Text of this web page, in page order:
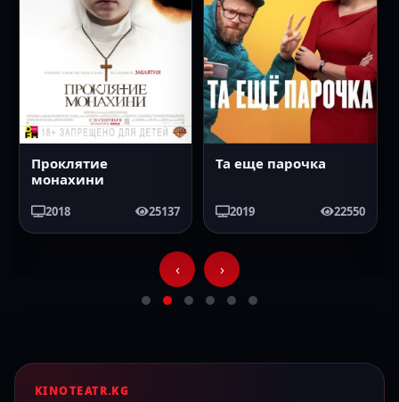
Проклятие
монахини
2018 25137
Та еще парочка
2019 22550
‹ ›
KINOTEATR.KG